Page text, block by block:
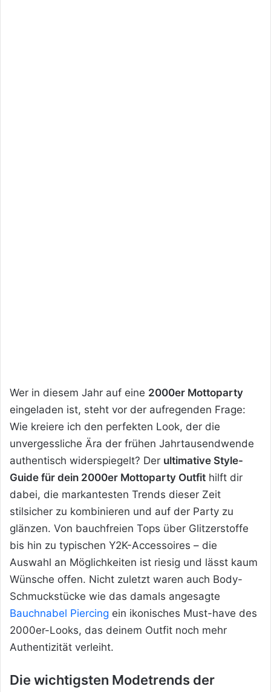
Wer in diesem Jahr auf eine 2000er Mottoparty
eingeladen ist, steht vor der aufregenden Frage:
Wie kreiere ich den perfekten Look, der die
unvergessliche Ära der frühen Jahrtausendwende
authentisch widerspiegelt? Der ultimative Style-
Guide für dein 2000er Mottoparty Outfit hilft dir
dabei, die markantesten Trends dieser Zeit
stilsicher zu kombinieren und auf der Party zu
glänzen. Von bauchfreien Tops über Glitzerstoffe
bis hin zu typischen Y2K-Accessoires – die
Auswahl an Möglichkeiten ist riesig und lässt kaum
Wünsche offen. Nicht zuletzt waren auch Body-
Schmuckstücke wie das damals angesagte
Bauchnabel Piercing ein ikonisches Must-have des
2000er-Looks, das deinem Outfit noch mehr
Authentizität verleiht.
Die wichtigsten Modetrends der